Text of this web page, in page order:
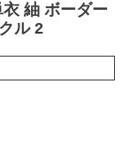
衣 紬 ボーダー
ル 2